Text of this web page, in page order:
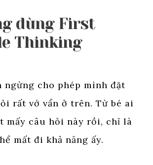
dùng First
Thinking
ngừng cho phép mình đặt
rất vớ vẩn ở trên. Từ bé ai
mấy câu hỏi này rồi, chỉ là
mất đi khả năng ấy.